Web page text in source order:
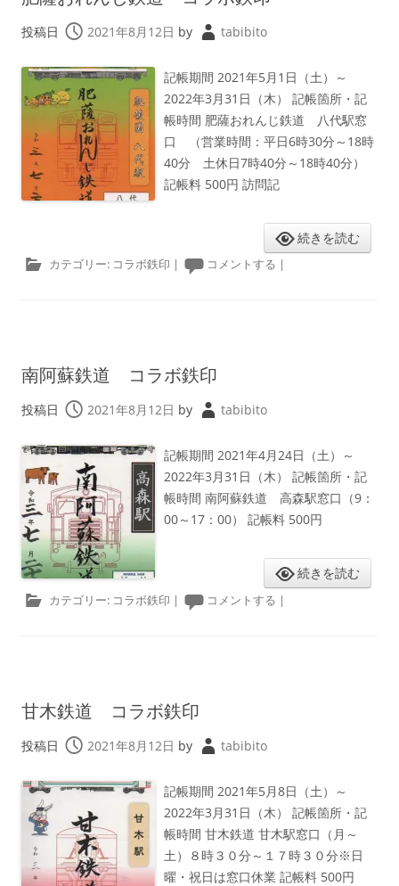
投稿日 2021年8月12日 by tabibito
記帳期間 2021年5月1日（土）～
2022年3月31日（木） 記帳箇所・記
帳時間 肥薩おれんじ鉄道 八代駅窓
口 （営業時間：平日6時30分～18時
40分 土休日7時40分～18時40分）
記帳料 500円 訪問記
続きを読む
カテゴリー: コラボ鉄印 | コメントする |
南阿蘇鉄道 コラボ鉄印
投稿日 2021年8月12日 by tabibito
記帳期間 2021年4月24日（土）～
2022年3月31日（木） 記帳箇所・記
帳時間 南阿蘇鉄道 高森駅窓口（9：
00～17：00） 記帳料 500円
続きを読む
カテゴリー: コラボ鉄印 | コメントする |
甘木鉄道 コラボ鉄印
投稿日 2021年8月12日 by tabibito
記帳期間 2021年5月8日（土）～
2022年3月31日（木） 記帳箇所・記
帳時間 甘木鉄道 甘木駅窓口（月～
土）８時３０分～１７時３０分※日
曜・祝日は窓口休業 記帳料 500円